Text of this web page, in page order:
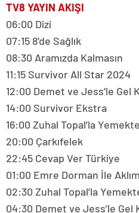
TV8 YAYIN AKIŞI
06:00 Dizi
07:15 8’de Sağlık
08:30 Aramızda Kalmasın
11:15 Survivor All Star 2024
12:00 Demet ve Jess’le Gel
14:00 Survivor Ekstra
16:00 Zuhal Topal’la
20:00 Çarkıfelek
22:45 Cevap Ver Türkiye
01:00 Emre Dorman İle
02:30 Zuhal Topal’la
04:30 Demet ve Jess’le Gel